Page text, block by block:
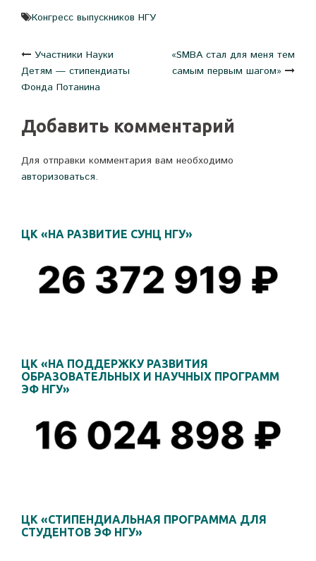
в Facebook.
окне)
(Открывается
в
Конгресс выпускников НГУ
Навигация
по
записям
Участники Науки
Детям — стипендиаты
Фонда Потанина
«SMBA стал для меня тем
самым первым шагом»
Добавить комментарий
Для отправки комментария вам необходимо
авторизоваться.
ЦК «НА РАЗВИТИЕ СУНЦ НГУ»
ЦК «НА ПОДДЕРЖКУ РАЗВИТИЯ
ОБРАЗОВАТЕЛЬНЫХ И НАУЧНЫХ ПРОГРАММ
ЭФ НГУ»
ЦК «СТИПЕНДИАЛЬНАЯ ПРОГРАММА ДЛЯ
СТУДЕНТОВ ЭФ НГУ»